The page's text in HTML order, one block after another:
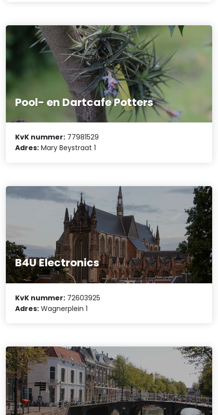
Pool- en Dartcafe Potters
KvK nummer: 77981529
Adres: Mary Beystraat 1
B4U Electronics
KvK nummer: 72603925
Adres: Wagnerplein 1